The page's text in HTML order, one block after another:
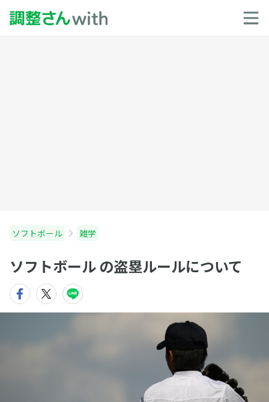
ソフトボール 雑学
ソフトボール の盗塁ルールについて